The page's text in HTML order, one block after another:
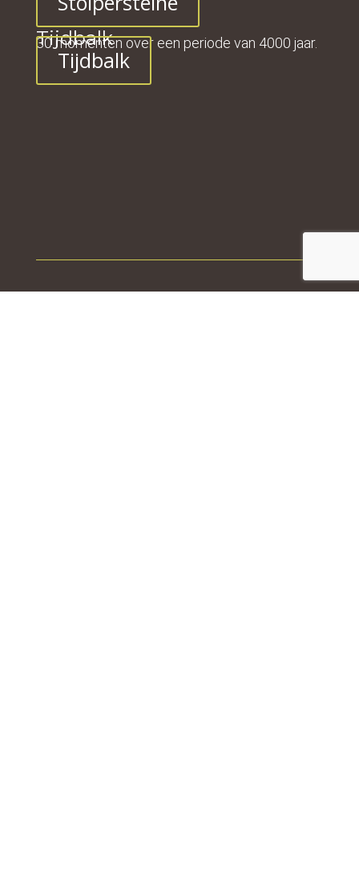
Tijdbalk
30 momenten over een periode van 4000 jaar.
Tijdbalk